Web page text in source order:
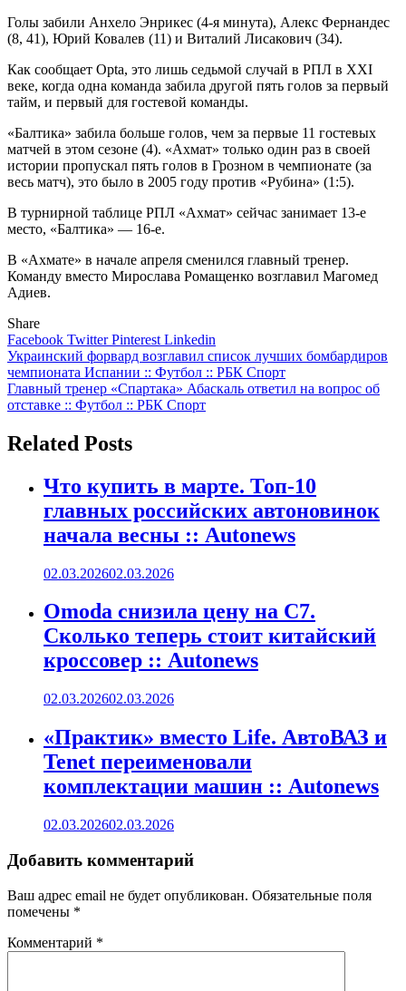
Голы забили Анхело Энрикес (4-я минута), Алекс Фернандес
(8, 41), Юрий Ковалев (11) и Виталий Лисакович (34).
Как сообщает Opta, это лишь седьмой случай в РПЛ в XXI
веке, когда одна команда забила другой пять голов за первый
тайм, и первый для гостевой команды.
«Балтика» забила больше голов, чем за первые 11 гостевых
матчей в этом сезоне (4). «Ахмат» только один раз в своей
истории пропускал пять голов в Грозном в чемпионате (за
весь матч), это было в 2005 году против «Рубина» (1:5).
В турнирной таблице РПЛ «Ахмат» сейчас занимает 13-е
место, «Балтика» — 16-е.
В «Ахмате» в начале апреля сменился главный тренер.
Команду вместо Мирослава Ромащенко возглавил Магомед
Адиев.
Share
Facebook TwitterPinterest Linkedin
Навигация
по
записям
Украинский форвард возглавил список лучших бомбардиров
чемпионата Испании :: Футбол :: РБК Спорт
Главный тренер «Спартака» Абаскаль ответил на вопрос об
отставке :: Футбол :: РБК Спорт
Related Posts
Что купить в марте. Топ-10
главных российских автоновинок
начала весны :: Autonews
02.03.202602.03.2026
Omoda снизила цену на C7.
Сколько теперь стоит китайский
кроссовер :: Autonews
02.03.202602.03.2026
«Практик» вместо Life. АвтоВАЗ и
Tenet переименовали
комплектации машин :: Autonews
02.03.202602.03.2026
Добавить комментарий
Ваш адрес email не будет опубликован. Обязательные поля
помечены *
Комментарий *